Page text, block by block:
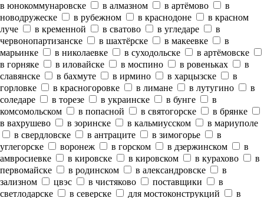
в юнокоммунаровске
в алмазном в артёмово
в
новодружеске
в рубежном в краснодоне
в красном
луче
в кременной в сватово в угледаре
в
червонопартизанске
в шахтёрске в макеевке
в
марьинке
в николаевке в суходольске
в артёмовске
в горняке
в иловайске в моспино в ровеньках
в
славянске
в бахмуте в ирмино в харцызске
в
горловке
в красногоровке в лимане в лутугино
в
соледаре
в торезе в украинске в бунге
в
комсомольском
в попасной в святогорске
в брянке
в вахрушево
в зоринске в кальмиусском
в мариуполе
в свердловске
в антраците в зимогорье
в
углегорске
воронеж в горском в дзержинском
в
амвросиевке
в кировске в кировском в курахово
в
первомайске
в родинском в александровске
в
зализном
цвэс в чистяково поставщики
в
светлодарске
в северске для мостоконструкций в